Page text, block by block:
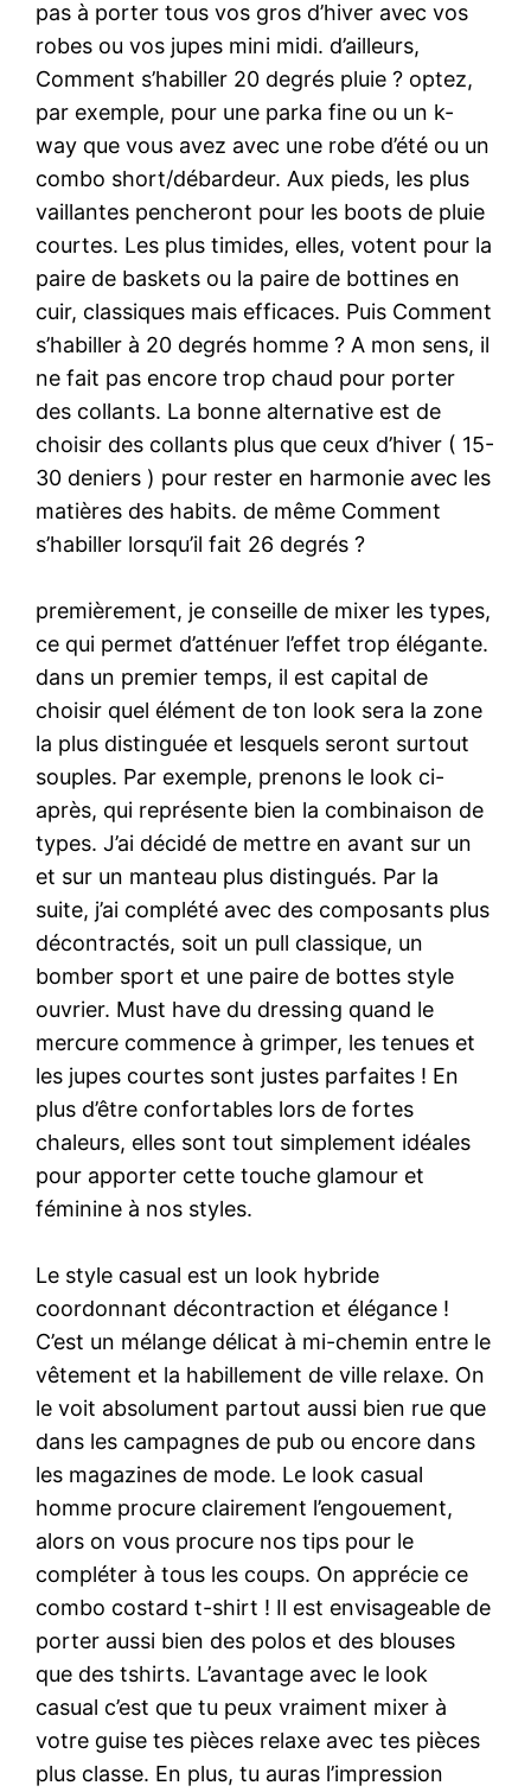
pas à porter tous vos gros d’hiver avec vos
robes ou vos jupes mini midi. d’ailleurs,
Comment s’habiller 20 degrés pluie ? optez,
par exemple, pour une parka fine ou un k-
way que vous avez avec une robe d’été ou un
combo short/débardeur. Aux pieds, les plus
vaillantes pencheront pour les boots de pluie
courtes. Les plus timides, elles, votent pour la
paire de baskets ou la paire de bottines en
cuir, classiques mais efficaces. Puis Comment
s’habiller à 20 degrés homme ? A mon sens, il
ne fait pas encore trop chaud pour porter
des collants. La bonne alternative est de
choisir des collants plus que ceux d’hiver ( 15-
30 deniers ) pour rester en harmonie avec les
matières des habits. de même Comment
s’habiller lorsqu’il fait 26 degrés ?
premièrement, je conseille de mixer les types,
ce qui permet d’atténuer l’effet trop élégante.
dans un premier temps, il est capital de
choisir quel élément de ton look sera la zone
la plus distinguée et lesquels seront surtout
souples. Par exemple, prenons le look ci-
après, qui représente bien la combinaison de
types. J’ai décidé de mettre en avant sur un
et sur un manteau plus distingués. Par la
suite, j’ai complété avec des composants plus
décontractés, soit un pull classique, un
bomber sport et une paire de bottes style
ouvrier. Must have du dressing quand le
mercure commence à grimper, les tenues et
les jupes courtes sont justes parfaites ! En
plus d’être confortables lors de fortes
chaleurs, elles sont tout simplement idéales
pour apporter cette touche glamour et
féminine à nos styles.
Le style casual est un look hybride
coordonnant décontraction et élégance !
C’est un mélange délicat à mi-chemin entre le
vêtement et la habillement de ville relaxe. On
le voit absolument partout aussi bien rue que
dans les campagnes de pub ou encore dans
les magazines de mode. Le look casual
homme procure clairement l’engouement,
alors on vous procure nos tips pour le
compléter à tous les coups. On apprécie ce
combo costard t-shirt ! Il est envisageable de
porter aussi bien des polos et des blouses
que des tshirts. L’avantage avec le look
casual c’est que tu peux vraiment mixer à
votre guise tes pièces relaxe avec tes pièces
plus classe. En plus, tu auras l’impression